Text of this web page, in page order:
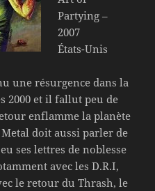
Partying –
2007
États-Unis
une résurgence dans la
2000 et il fallut peu de
enflamme la planète
doit aussi parler de
ses lettres de noblesse
avec les D.R.I,
le retour du Thrash, le